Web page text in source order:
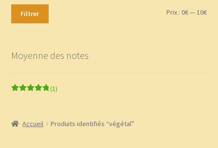
Boutique
Commande
Contact
Prix
Prix
Filtrer Prix :0€— 10€
Moyenne des notes
(1)
Accueil Produits identifiés “végétal”